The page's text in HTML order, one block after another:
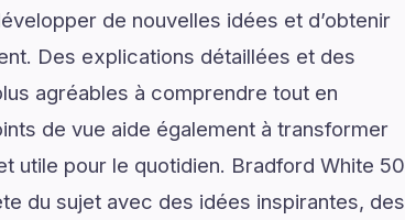
de nouvelles idées et d’obtenir
Des explications détaillées et des
agréables à comprendre tout en
de vue aide également à transformer
utile pour le quotidien. Bradford White 50
du sujet avec des idées inspirantes, des